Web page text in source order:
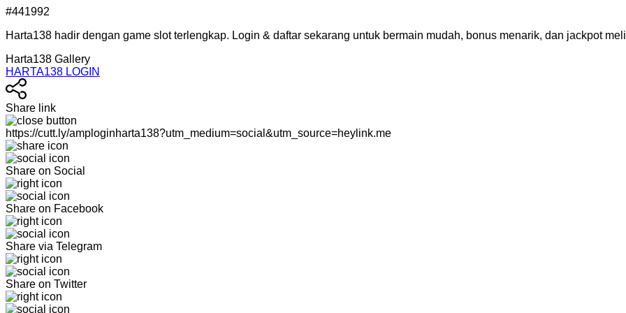
#441992
Harta138 hadir dengan game slot terlengkap. Login & daftar sekarang untuk bermain mudah, bonus menarik, dan jackpot
Harta138 Gallery
HARTA138 LOGIN
Share link
https://cutt.ly/amploginharta138?utm_medium=social&utm_source=heylink.me
Share on Social
Share on Facebook
Share via Telegram
Share on Twitter